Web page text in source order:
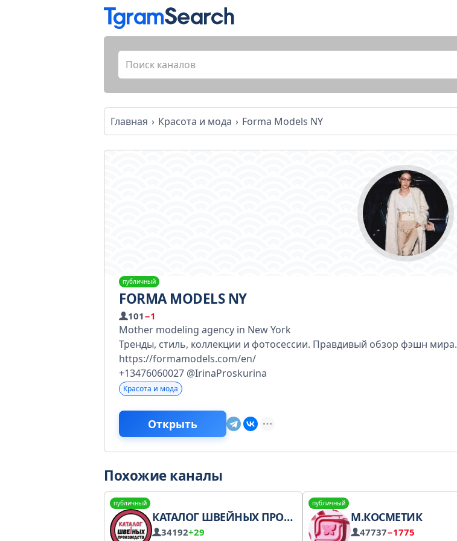
Главная Красота и мода Forma Models NY
публичный
FORMA MODELS NY
101−1
Mother modeling agency in New York
Тренды, стиль, коллекции и фотосессии. Правдивый обзор фэшн мира.
https://formamodels.com/en/
+13476060027 @IrinaProskurina
Красота и мода
Открыть
Похожие каналы
публичный
КАТАЛОГ ШВЕЙНЫХ ПРОИЗВОДСТВ
34192+29
публичный
М.КОСМЕТИК
47737−1775